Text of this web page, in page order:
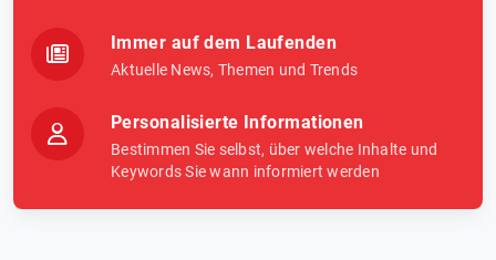
Immer auf dem Laufenden
Aktuelle News, Themen und Trends
Personalisierte Informationen
Bestimmen Sie selbst, über welche Inhalte und
Keywords Sie wann informiert werden